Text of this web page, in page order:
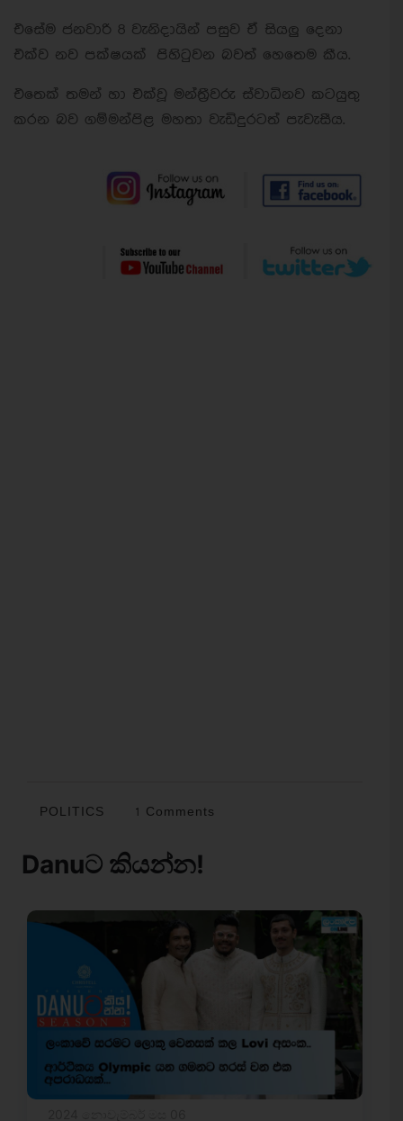
එසේම ජනවාරි 8 වැනිදායින් පසුව ඒ සියලු දෙනා
එක්ව නව පක්ෂයක් පිහිටුවන බවත් හෙතෙම කීය.
එතෙක් තමන් හා එක්වූ මන්ත්‍රීවරු ස්වාධිනව කටයුතු
කරන බව ගම්මන්පිළ මහතා වැඩිදුරටත් පැවැසීය.
POLITICS 1 Comments